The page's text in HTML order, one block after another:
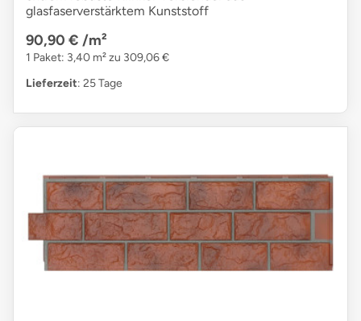
glasfaserverstärktem Kunststoff
90,90 € /m²
1 Paket: 3,40 m² zu 309,06 €
Lieferzeit: 25 Tage